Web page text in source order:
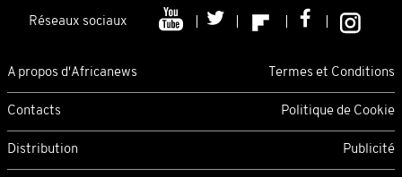
Réseaux sociaux
A propos d'Africanews Termes et Conditions
Contacts Politique de Cookie
Distribution Publicité